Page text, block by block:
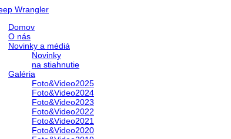
Domov
O nás
Novinky a médiá
Novinky
na stiahnutie
Galéria
Foto&Video2025
Foto&Video2024
Foto&Video2023
Foto&Video2022
Foto&Video2021
Foto&Video2020